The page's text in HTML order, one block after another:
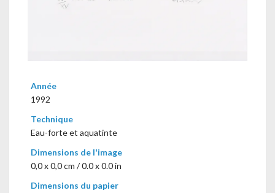
Année
1992
Technique
Eau-forte et aquatinte
Dimensions de l'image
0,0 x 0,0 cm / 0.0 x 0.0 in
Dimensions du papier